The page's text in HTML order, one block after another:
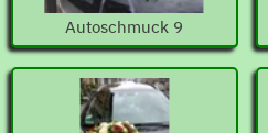
Autoschmuck 9